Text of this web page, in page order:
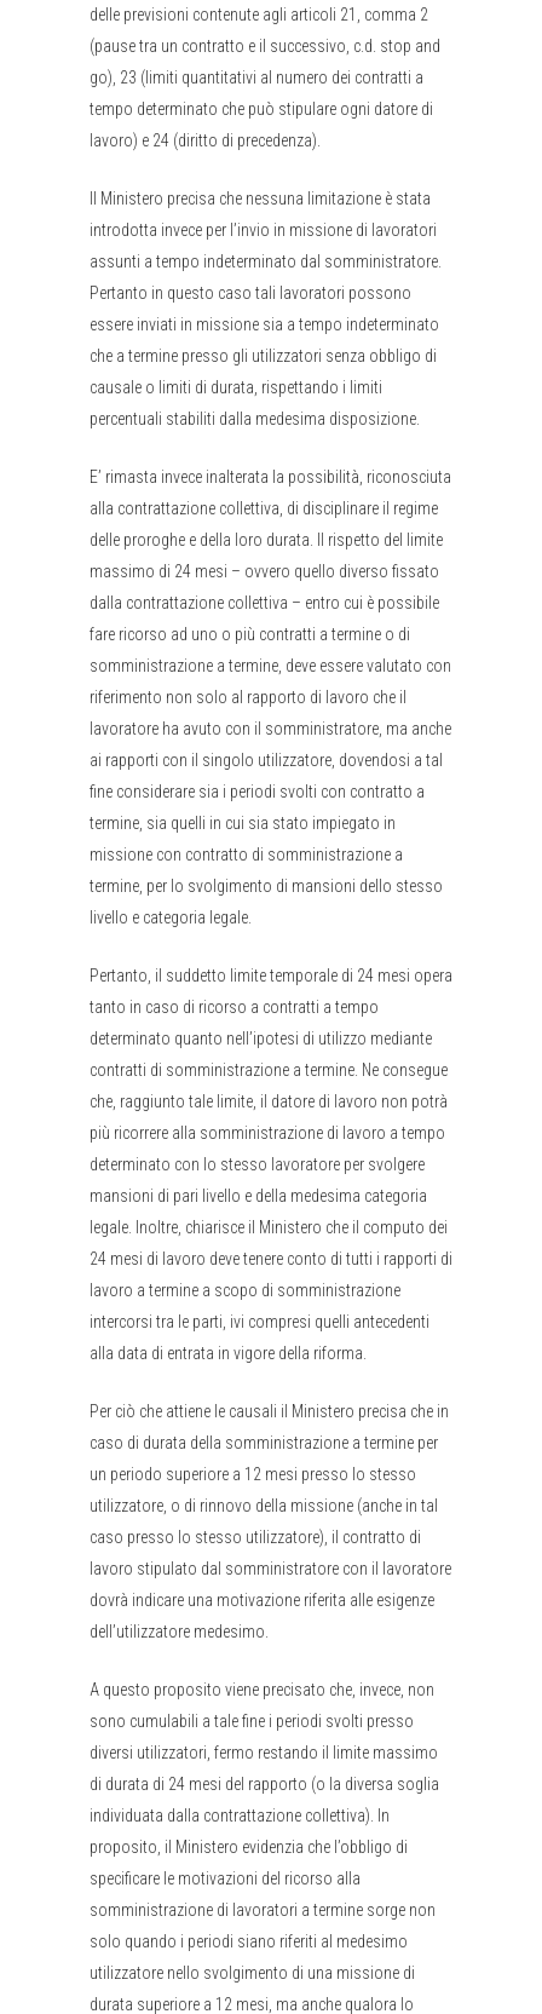
delle previsioni contenute agli articoli 21, comma 2
(pause tra un contratto e il successivo, c.d. stop and
go), 23 (limiti quantitativi al numero dei contratti a
tempo determinato che può stipulare ogni datore di
lavoro) e 24 (diritto di precedenza).
Il Ministero precisa che nessuna limitazione è stata
introdotta invece per l’invio in missione di lavoratori
assunti a tempo indeterminato dal somministratore.
Pertanto in questo caso tali lavoratori possono
essere inviati in missione sia a tempo indeterminato
che a termine presso gli utilizzatori senza obbligo di
causale o limiti di durata, rispettando i limiti
percentuali stabiliti dalla medesima disposizione.
E’ rimasta invece inalterata la possibilità, riconosciuta
alla contrattazione collettiva, di disciplinare il regime
delle proroghe e della loro durata. Il rispetto del limite
massimo di 24 mesi – ovvero quello diverso fissato
dalla contrattazione collettiva – entro cui è possibile
fare ricorso ad uno o più contratti a termine o di
somministrazione a termine, deve essere valutato con
riferimento non solo al rapporto di lavoro che il
lavoratore ha avuto con il somministratore, ma anche
ai rapporti con il singolo utilizzatore, dovendosi a tal
fine considerare sia i periodi svolti con contratto a
termine, sia quelli in cui sia stato impiegato in
missione con contratto di somministrazione a
termine, per lo svolgimento di mansioni dello stesso
livello e categoria legale.
Pertanto, il suddetto limite temporale di 24 mesi opera
tanto in caso di ricorso a contratti a tempo
determinato quanto nell’ipotesi di utilizzo mediante
contratti di somministrazione a termine. Ne consegue
che, raggiunto tale limite, il datore di lavoro non potrà
più ricorrere alla somministrazione di lavoro a tempo
determinato con lo stesso lavoratore per svolgere
mansioni di pari livello e della medesima categoria
legale. Inoltre, chiarisce il Ministero che il computo dei
24 mesi di lavoro deve tenere conto di tutti i rapporti di
lavoro a termine a scopo di somministrazione
intercorsi tra le parti, ivi compresi quelli antecedenti
alla data di entrata in vigore della riforma.
Per ciò che attiene le causali il Ministero precisa che in
caso di durata della somministrazione a termine per
un periodo superiore a 12 mesi presso lo stesso
utilizzatore, o di rinnovo della missione (anche in tal
caso presso lo stesso utilizzatore), il contratto di
lavoro stipulato dal somministratore con il lavoratore
dovrà indicare una motivazione riferita alle esigenze
dell’utilizzatore medesimo.
A questo proposito viene precisato che, invece, non
sono cumulabili a tale fine i periodi svolti presso
diversi utilizzatori, fermo restando il limite massimo
di durata di 24 mesi del rapporto (o la diversa soglia
individuata dalla contrattazione collettiva). In
proposito, il Ministero evidenzia che l’obbligo di
specificare le motivazioni del ricorso alla
somministrazione di lavoratori a termine sorge non
solo quando i periodi siano riferiti al medesimo
utilizzatore nello svolgimento di una missione di
durata superiore a 12 mesi, ma anche qualora lo